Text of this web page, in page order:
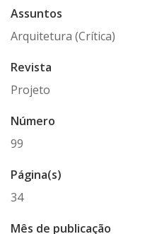
Assuntos
Arquitetura (Crítica)
Revista
Projeto
Número
99
Página(s)
34
Mês de publicação